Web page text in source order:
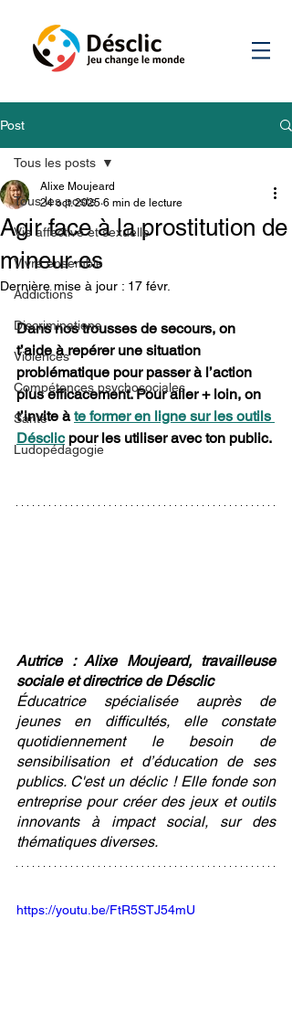
Post
Tous les posts
Vie affective et sexuelle
Vivre ensemble
Addictions
Discriminations
Violences
Compétences psychosociales
Santé
Ludopédagogie
Tous les posts
Agir face à la prostitution de
mineur·es
Alixe Moujeard
24 oct. 2025 6 min de lecture
Dernière mise à jour : 17 févr.
Dans nos trousses de secours, on
t’aide à repérer une situation
problématique pour passer à l’action
plus efficacement. Pour aller + loin, on
t’invite à te former en ligne sur les outils
Désclic pour les utiliser avec ton public.
Autrice : Alixe Moujeard, travailleuse
sociale et directrice de Désclic
Éducatrice spécialisée auprès de
jeunes en difficultés, elle constate
quotidiennement le besoin de
sensibilisation et d’éducation de ses
publics. C'est un déclic ! Elle fonde son
entreprise pour créer des jeux et outils
innovants à impact social, sur des
thématiques diverses.
https://youtu.be/FtR5STJ54mU